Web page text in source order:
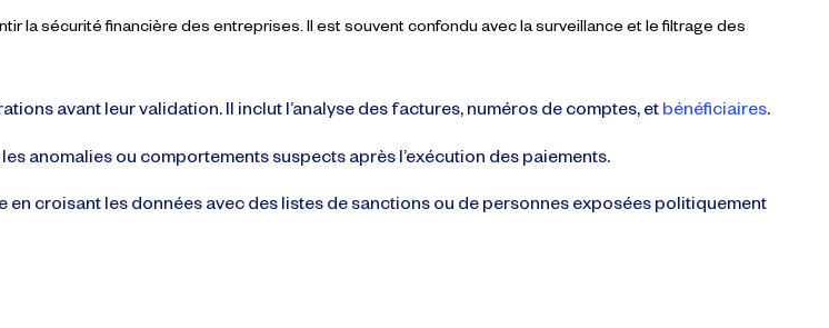
la sécurité financière des entreprises. Il est souvent confondu avec la surveillance et le filtrage des
avant leur validation. Il inclut l’analyse des factures, numéros de comptes, et bénéficiaires.
anomalies ou comportements suspects après l’exécution des paiements.
croisant les données avec des listes de sanctions ou de personnes exposées politiquement